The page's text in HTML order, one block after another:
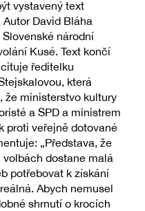
vystavený text
David Bláha
národní
Kusé. Text končí
ředitelku
která
že ministerstvo kultury
a SPD a ministrem
proti veřejně dotované
„Představa, že
dostane malá
potřebovat k získání
Abych nemusel
shrnutí o krocích